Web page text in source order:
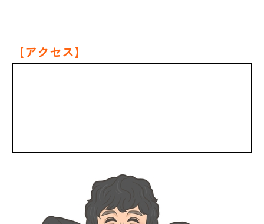
【アクセス】